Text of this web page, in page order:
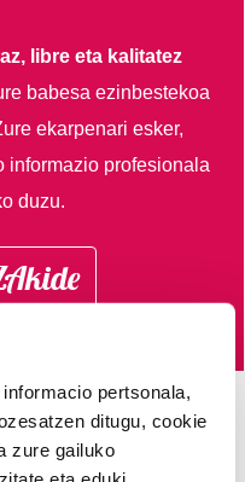
pertsonala,
ditugu, cookie
zure gailuko
libre eta kalitatez
babesa ezinbestekoa
ekarpenari esker,
informazio profesionala
duzu.